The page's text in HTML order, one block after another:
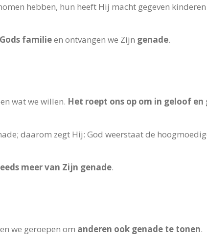
hebben, hun heeft Hij macht gegeven
familieen ontvangen we Zijn genade.
wat we willen. Het roept ons op om in geloof
daarom zegt Hij: God weerstaat de
meer van Zijn genade.
we geroepen om anderen ook genade te tonen.